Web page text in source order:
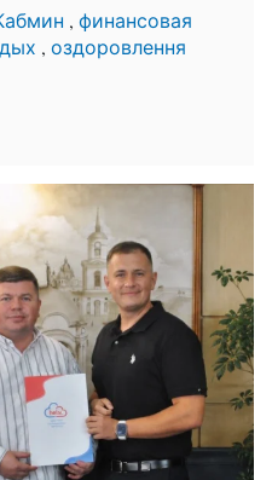
, финансовая
, оздоровлення